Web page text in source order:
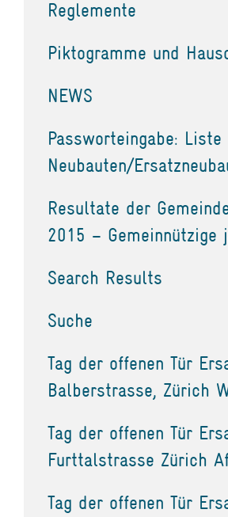
Reglemente
Piktogramme und
NEWS
Passworteingabe: Liste
Neubauten/
Resultate der
2015 – Gemeinnützige
Search Results
Suche
Tag der offenen Tür
Balberstrasse, Zürich
Tag der offenen Tür
Furttalstrasse Zürich
Tag der offenen Tür